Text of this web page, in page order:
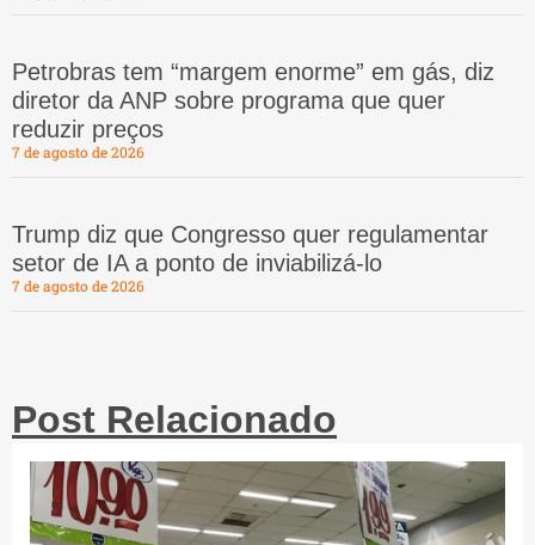
Petrobras tem “margem enorme” em gás, diz
diretor da ANP sobre programa que quer
reduzir preços
7 de agosto de 2026
Trump diz que Congresso quer regulamentar
setor de IA a ponto de inviabilizá-lo
7 de agosto de 2026
Post Relacionado